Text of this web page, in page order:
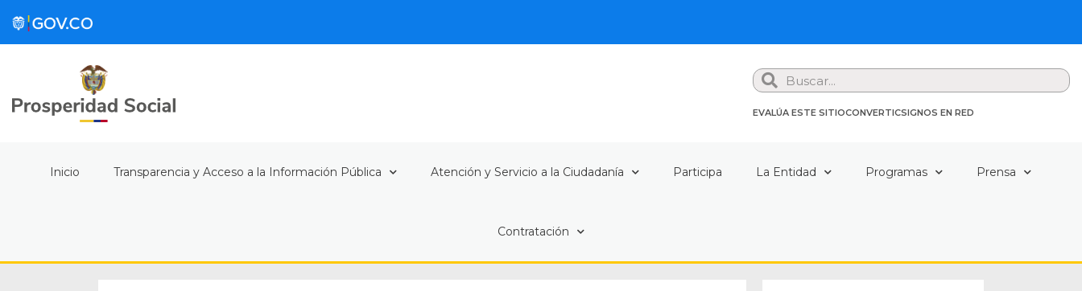
Search
EVALÚA ESTE SITIOCONVERTICSIGNOS EN RED
Inicio Transparencia y Acceso a la Información Pública Atención y Servicio a la Ciudadanía Participa La Entidad Programas Prensa
Contratación